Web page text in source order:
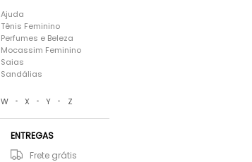
Ajuda
Tênis Feminino
Perfumes e Beleza
Mocassim Feminino
Saias
Sandálias
W • X • Y • Z
ENTREGAS
Frete grátis